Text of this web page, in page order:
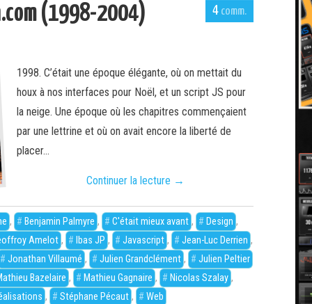
4
(1998-2004)
1998. C’était une époque élégante, où on mettait du
houx à nos interfaces pour Noël, et un script JS pour
la neige. Une époque où les chapitres commençaient
par une lettrine et où on avait encore la liberté de
placer…
Continuer la lecture →
, Benjamin Palmyre , C'était mieux avant , Design ,
Amelot , Ibas JP , Javascript , Jean-Luc Derrien ,
Jonathan Villaumé , Julien Grandclément ,
Julien Peltier
Bazelaire , Mathieu Gagnaire , Nicolas Szalay ,
, Stéphane Pécaut , Web